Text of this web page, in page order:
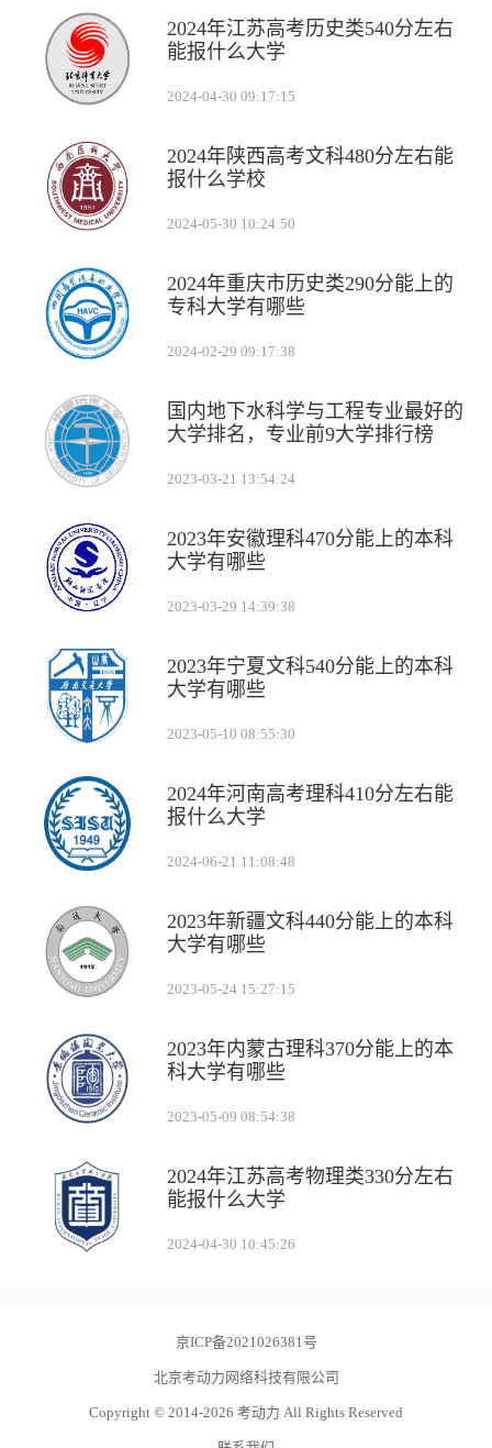
2024年江苏高考历史类540分左右
能报什么大学
2024-04-30 09:17:15
2024年陕西高考文科480分左右能
报什么学校
2024-05-30 10:24:50
2024年重庆市历史类290分能上的
专科大学有哪些
2024-02-29 09:17:38
国内地下水科学与工程专业最好的
大学排名，专业前9大学排行榜
2023-03-21 13:54:24
2023年安徽理科470分能上的本科
大学有哪些
2023-03-29 14:39:38
2023年宁夏文科540分能上的本科
大学有哪些
2023-05-10 08:55:30
2024年河南高考理科410分左右能
报什么大学
2024-06-21 11:08:48
2023年新疆文科440分能上的本科
大学有哪些
2023-05-24 15:27:15
2023年内蒙古理科370分能上的本
科大学有哪些
2023-05-09 08:54:38
2024年江苏高考物理类330分左右
能报什么大学
2024-04-30 10:45:26
京ICP备2021026381号
北京考动力网络科技有限公司
Copyright © 2014-2026 考动力 All Rights Reserved